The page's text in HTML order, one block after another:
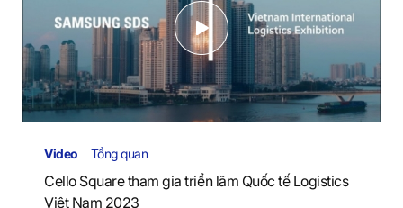
V
i
d
e
o
s
Video Tổng quan
Cello Square tham gia triển lãm Quốc tế Logistics
Việt Nam 2023